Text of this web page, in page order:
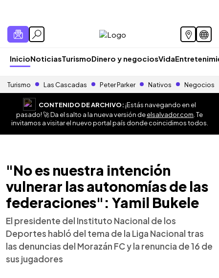
InicioNoticiasTurismoDinero y negociosVida
Turismo Las Cascadas Peter Parker Nativos Negocios
CONTENIDO DE ARCHIVO:¡Estás navegando en el
pasado! 🚀 Da el salto a la nueva versión deelsalvador.com . Te
invitamos a visitar el nuevo portal país donde coincidimos todos.
"No es nuestra intención
vulnerar las autonomías de las
federaciones": Yamil Bukele
El presidente del Instituto Nacional de los
Deportes habló del tema de la Liga Nacional tras
las denuncias del Morazán FC y la renuncia de 16 de
sus jugadores